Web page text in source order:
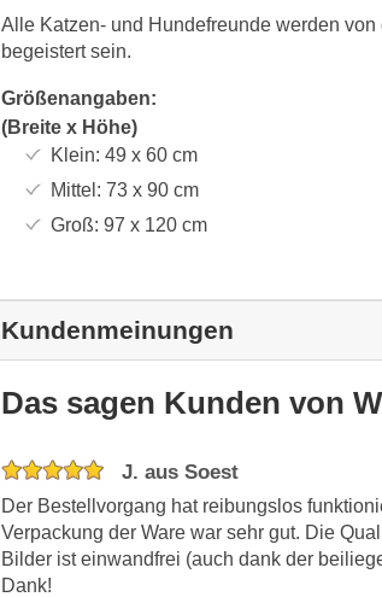
Alle Katzen- und Hundefreunde werden
begeistert sein.
Größenangaben:
(Breite x Höhe)
Klein: 49 x 60cm
Mittel: 73 x 90cm
Groß: 97 x 120cm
Kundenmeinungen
Das sagen Kunden von
J. aus Soest
Der Bestellvorgang hat reibungslos
Verpackung der Ware war sehr gut. Die
Bilder ist einwandfrei (auch dank der
Dank!